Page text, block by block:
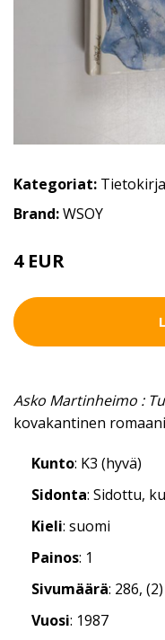
Kategoriat:
Brand:WSOY
4 EUR
Asko Martinheimo :
kovakantinen
Kunto: K3 (hyvä)
Sidonta: Sidottu,
Kieli: suomi
Painos: 1
Sivumäärä: 286, (2)
Vuosi: 1987